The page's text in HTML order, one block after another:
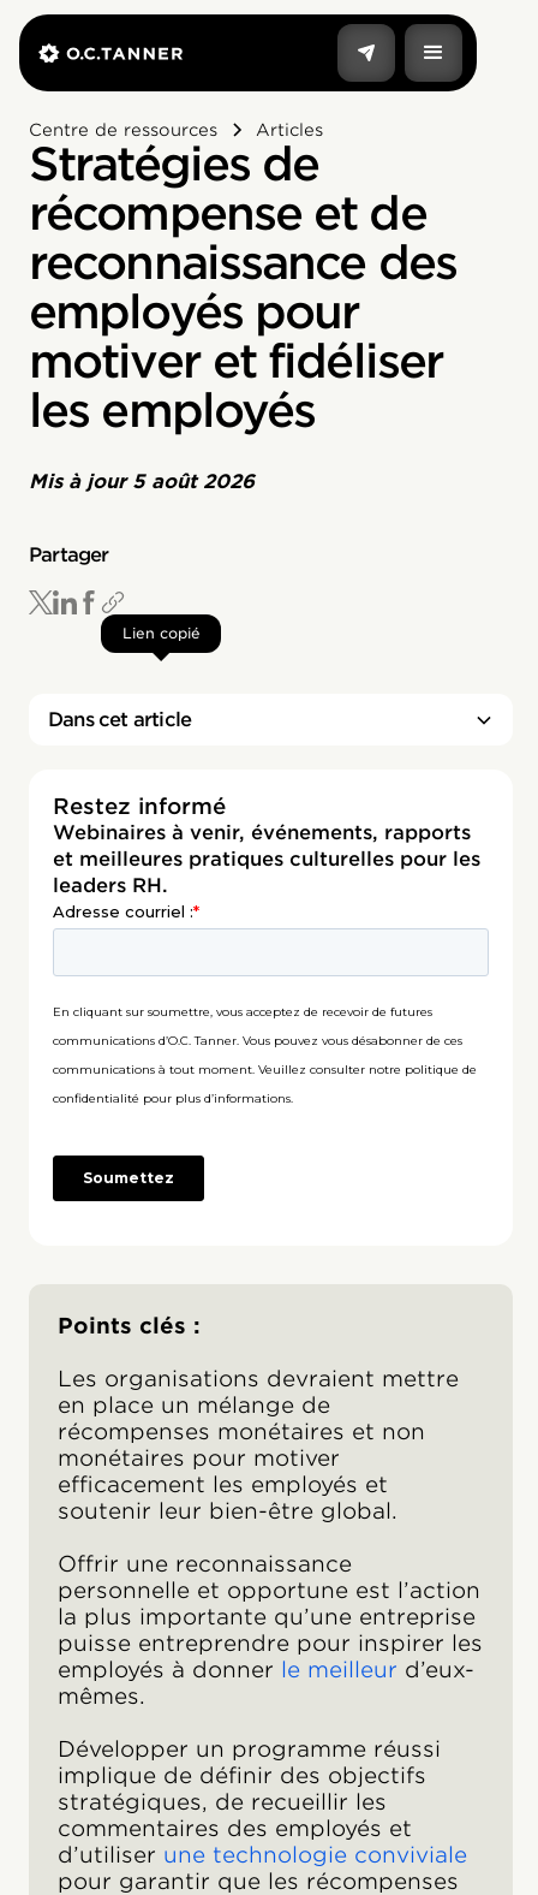
Centre de ressources Articles
Stratégies de
récompense et de
reconnaissance des
employés pour
motiver et fidéliser
les employés
Mis à jour 5 août 2026
Partager
Lien copié
Dans cet article
Restez informé
Webinaires à venir, événements, rapports
et meilleures pratiques culturelles pour les
leaders RH.
Points clés :
Les organisations devraient mettre
en place un mélange de
récompenses monétaires et non
monétaires pour motiver
efficacement les employés et
soutenir leur bien-être global.
Offrir une reconnaissance
personnelle et opportune est l’action
la plus importante qu’une entreprise
puisse entreprendre pour inspirer les
employés à donner le meilleur d’eux-
mêmes.
Développer un programme réussi
implique de définir des objectifs
stratégiques, de recueillir les
commentaires des employés et
d’utiliser une technologie conviviale
pour garantir que les récompenses